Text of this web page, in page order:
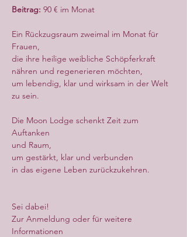
Beitrag: 90 € im Monat
Ein Rückzugsraum zweimal im Monat für
Frauen,
die ihre heilige weibliche Schöpferkraft
nähren und regenerieren möchten,
um lebendig, klar und wirksam in der Welt
zu sein.
Die Moon Lodge schenkt Zeit zum
Auftanken
und Raum,
um gestärkt, klar und verbunden
in das eigene Leben zurückzukehren.
Sei dabei!
Zur Anmeldung oder für weitere
Informationen